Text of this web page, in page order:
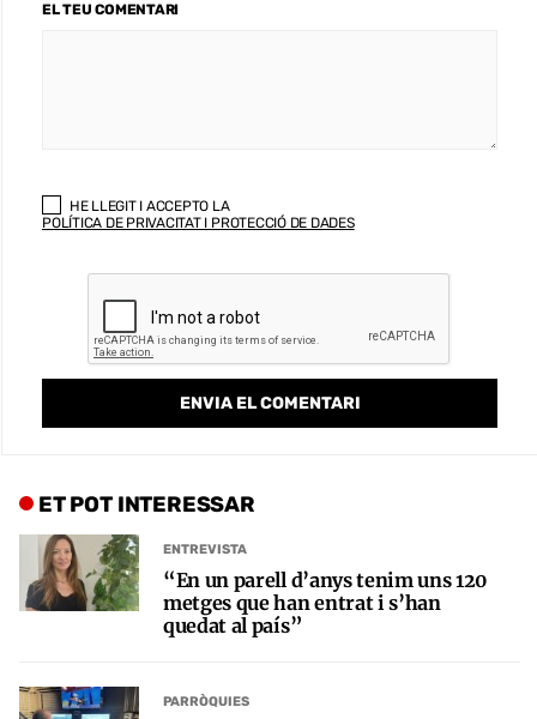
EL TEU COMENTARI
HE LLEGIT I ACCEPTO LA
POLÍTICA DE PRIVACITAT I PROTECCIÓ DE DADES
ET POT INTERESSAR
ENTREVISTA
“En un parell d’anys tenim uns 120
metges que han entrat i s’han
quedat al país”
PARRÒQUIES